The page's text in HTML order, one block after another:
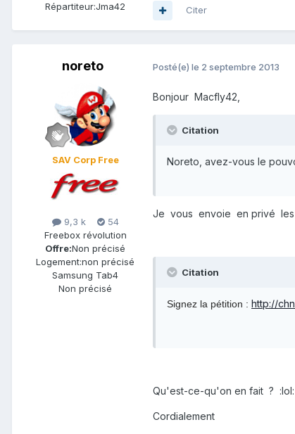
Répartiteur:Jma42 Citer
noreto
SAV Corp Free
9,3 k
54
Freebox révolution
Offre:Non précisé
Logement:non précisé
Samsung Tab4
Non précisé
Posté(e) le 2 septembre 2013
Bonjour Macfly42,
Citation
Noreto, avez-vous le
Je vous envoie en privé les
Citation
Signez la pétition : http://
Qu'est-ce-qu'on en fait ?
Cordialement